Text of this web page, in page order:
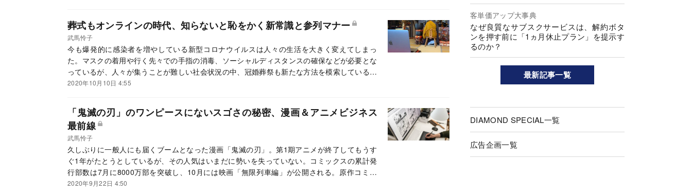
葬式もオンラインの時代、知らないと恥をかく新常識と参列マナー
武馬怜子
今も爆発的に感染者を増やしている新型コロナウイルスは人々の生活を大きく変えてしまっ
た。マスクの着用や行く先々での手指の消毒、ソーシャルディスタンスの確保などが必要とな
っているが、人々が集うことが難しい社会状況の中、冠婚葬祭も新たな方法を模索している。
一部で始まっている「葬儀のオンライン化」についてレポートする。
2020年10月10日 4:55
「鬼滅の刃」のワンピースにないスゴさの秘密、漫画＆アニメビジネス
最前線
武馬怜子
久しぶりに一般人にも届くブームとなった漫画「鬼滅の刃」。第1期アニメが終了してもうす
ぐ1年がたとうとしているが、その人気はいまだに勢いを失っていない。コミックスの累計発
行部数は7月に8000万部を突破し、10月には映画「無限列車編」が公開される。原作コミッ
クスは5月に最終回を迎えているにもかかわらず、同作は多種多様な企業とコラボレーション
2020年9月22日 4:50
客単価アップ大事典
なぜ良質なサブスクサービスは、解約ボタ
ンを押す前に「1ヵ月休止プラン」を提示す
るのか？
最新記事一覧
DIAMOND SPECIAL一覧
広告企画一覧